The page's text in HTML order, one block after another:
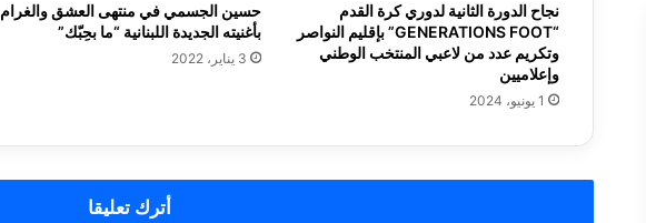
نجاح الدورة الثانية لدوري كرة القدم
“GENERATIONS FOOT” بإقليم النواصر
وتكريم عدد من لاعبي المنتخب الوطني
وإعلاميين
1 يونيو، 2024
حسين الجسمي في منتهى العشق والغرام
بأغنيته الجديدة اللبنانية “ما بحِبّك”
3 يناير، 2022
أترك تعليقا